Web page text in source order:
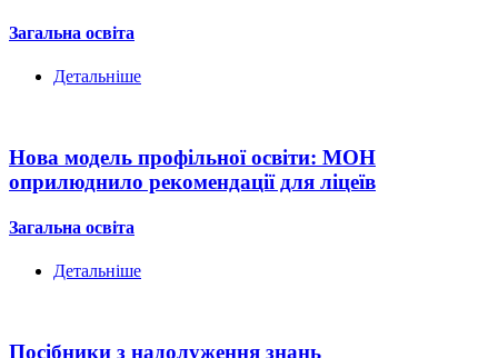
Загальна освіта
Детальніше
Нова модель профільної освіти: МОН
оприлюднило рекомендації для ліцеїв
Загальна освіта
Детальніше
Посібники з надолуження знань